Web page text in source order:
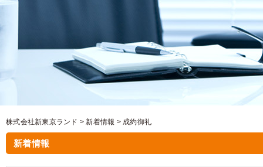
株式会社新東京ランド >新着情報 > 成約御礼
新着情報